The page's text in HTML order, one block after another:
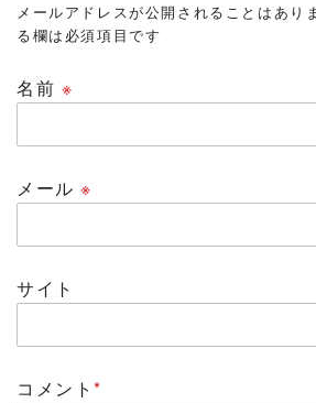
メールアドレスが公開されることはあり
る欄は必須項目です
名前 ※
メール※
サイト
コメント*